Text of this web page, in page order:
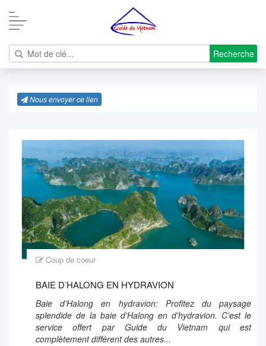
Recherche
Nous envoyer ce lien
Coup de coeur
BAIE D’HALONG EN HYDRAVION
Baie d’Halong en hydravion: Profitez du paysage
splendide de la baie d’Halong en d'hydravion. C’est le
service offert par Guide du Vietnam qui est
complètement différent des autres...